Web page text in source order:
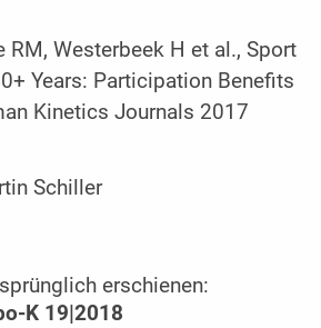
RM, Westerbeek H et al., Sport
Years: Participation Benefits
Kinetics Journals 2017
Schiller
erschienen:
K 19|2018